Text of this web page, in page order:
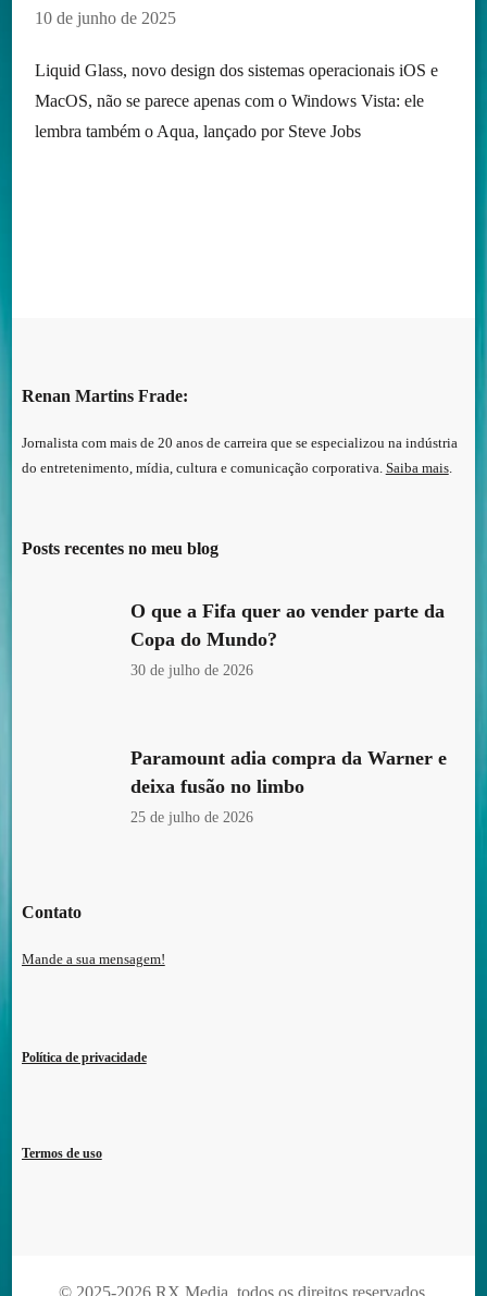
10 de junho de 2025
Liquid Glass, novo design dos sistemas operacionais iOS e
MacOS, não se parece apenas com o Windows Vista: ele
lembra também o Aqua, lançado por Steve Jobs
Renan Martins Frade:
Jornalista com mais de 20 anos de carreira que se especializou na indústria
do entretenimento, mídia, cultura e comunicação corporativa. Saiba mais.
Posts recentes no meu blog
O que a Fifa quer ao vender parte da
Copa do Mundo?
30 de julho de 2026
Paramount adia compra da Warner e
deixa fusão no limbo
25 de julho de 2026
Contato
Mande a sua mensagem!
Política de privacidade
Termos de uso
© 2025-2026 RX Media, todos os direitos reservados.